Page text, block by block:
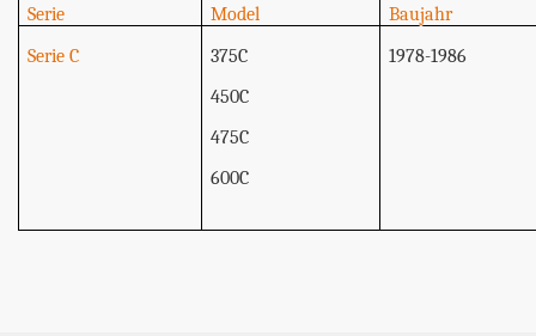
Serie Model
Baujahr
Serie C
375C
450C
475C
600C
1978-1986